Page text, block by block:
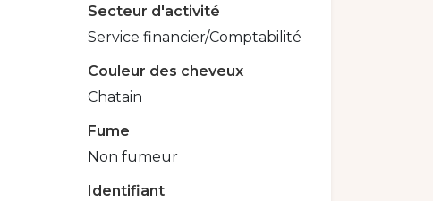
Secteur d'activité
Service financier/Comptabilité
Couleur des cheveux
Chatain
Fume
Non fumeur
Identifiant